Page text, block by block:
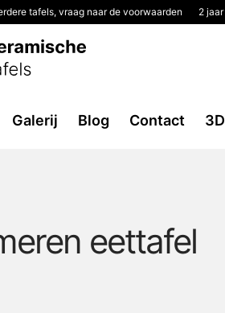
tafels, vraag naar de voorwaarden 2
Galerij Blog Contact
eettafel